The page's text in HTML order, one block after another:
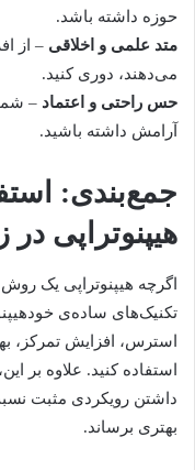
حوزه داشته باشد.
متد علمی و اخلاقی – از
می‌دهند، دوری کنید.
حس راحتی و اعتماد –
آرامش داشته باشید.
جمع‌بندی:
هیپنوتراپی
اگرچه هیپنوتراپی یک
تکنیک‌های ساده‌ی
استرس، افزایش تمرکز،
استفاده کنید. علاوه بر
داشتن رویکردی مثبت
بهتری برساند.